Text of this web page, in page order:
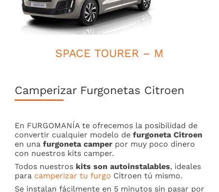
SPACE TOURER – M
Camperizar Furgonetas Citroen
En FURGOMANÍA te ofrecemos la posibilidad de
convertir cualquier modelo de furgoneta Citroen
en una furgoneta camper por muy poco dinero
con nuestros kits camper.
Todos nuestros kits son autoinstalables, ideales
para camperizar tu furgo Citroen tú mismo.
Se instalan fácilmente en 5 minutos sin pasar por